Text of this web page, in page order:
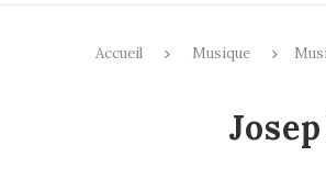
Accueil Musique